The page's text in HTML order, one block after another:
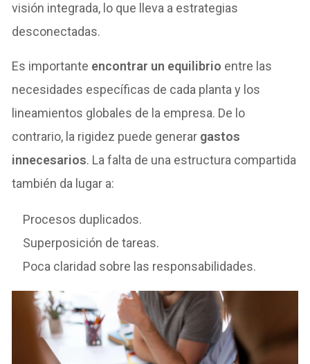
visión integrada, lo que lleva a estrategias
desconectadas.
Es importante encontrar un equilibrio entre las
necesidades específicas de cada planta y los
lineamientos globales de la empresa. De lo
contrario, la rigidez puede generar gastos
innecesarios. La falta de una estructura compartida
también da lugar a:
Procesos duplicados.
Superposición de tareas.
Poca claridad sobre las responsabilidades.